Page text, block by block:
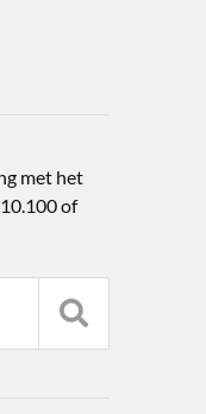
met het
of